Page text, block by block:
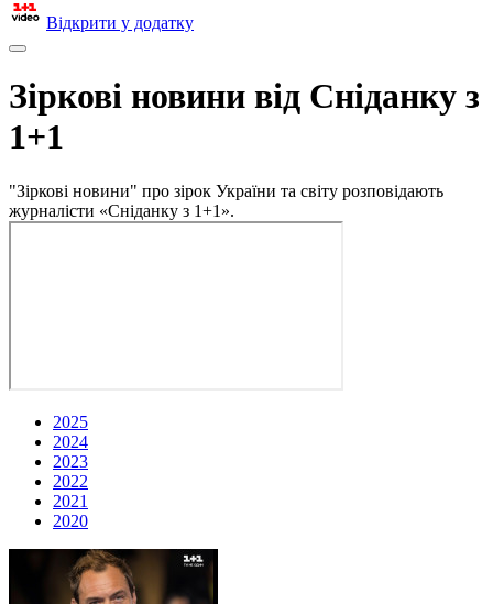
Відкрити у додатку
Зіркові новини від Сніданку з
1+1
"Зіркові новини" про зірок України та світу розповідають
журналісти «Сніданку з 1+1».
2025
2024
2023
2022
2021
2020